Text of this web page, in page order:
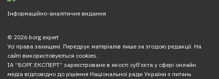
Інформаційно-аналітичне видання
© 2026 borg.expert
Усі права захищені. Передрук матеріалів лише за згодою редакції. На
сайті використовуються cookies.
ІА “БОРГ.ЕКСПЕРТ” зареєстроване в якості суб’єкта у сфері онлайн
медіа відповідно до рішення Національної ради України з питань